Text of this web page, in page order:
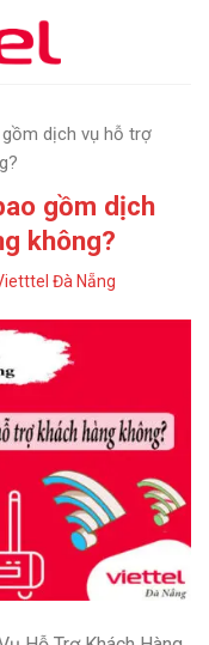
dịch vụ hỗ trợ
gồm dịch
không?
Đà Nẵng